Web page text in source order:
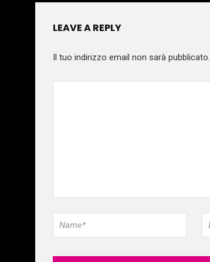
LEAVE A REPLY
Il tuo indirizzo email non sarà pubblicato.